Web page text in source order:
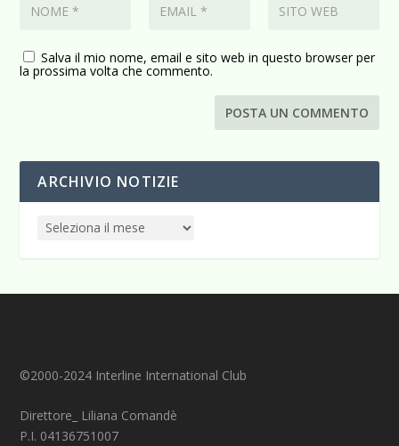
Salva il mio nome, email e sito web in questo browser per
la prossima volta che commento.
ARCHIVIO NOTIZIE
©2000-2024 Interline International Club
Direttore_ Liliana Comandè
P.I. 04136751007